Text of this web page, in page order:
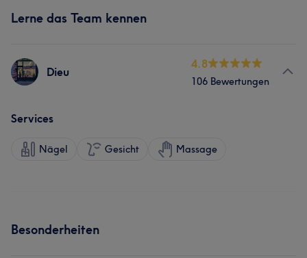
Lerne das Team kennen
Dieu
4.8
106 Bewertungen
Services
Nägel Gesicht Massage
Besonderheiten